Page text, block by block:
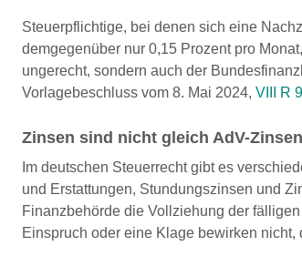
Steuerpflichtige, bei denen sich eine
demgegenüber nur 0,15 Prozent pro
ungerecht, sondern auch der
Vorlagebeschluss vom 8. Mai 2024, VIII R
Zinsen sind nicht gleich AdV-Zinsen
Im deutschen Steuerrecht gibt es
und Erstattungen, Stundungszinsen und
Finanzbehörde die Vollziehung der
Einspruch oder eine Klage bewirken